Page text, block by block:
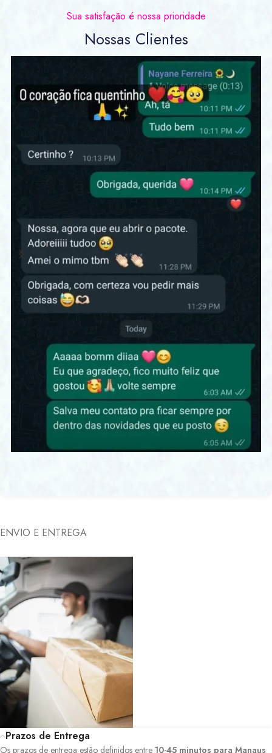
Sua satisfação é nossa prioridade
Nossas Clientes
ENVIO E ENTREGA
Prazos de Entrega
Os prazos de entrega estão definidos entre 10-45 minutos para Manaus